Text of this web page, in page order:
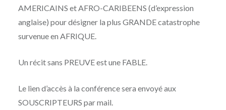
AMERICAINS et AFRO-CARIBEENS (d’expression
anglaise) pour désigner la plus GRANDE catastrophe
survenue en AFRIQUE.
Un récit sans PREUVE est une FABLE.
Le lien d’accès à la conférence sera envoyé aux
SOUSCRIPTEURS par mail.